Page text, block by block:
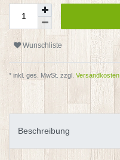
Wunschliste
* inkl. ges. MwSt. zzgl. Versandkosten
Beschreibung